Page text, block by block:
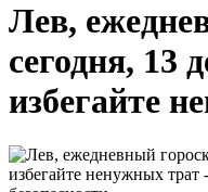
Лев,
сегодня, 13
избегайте